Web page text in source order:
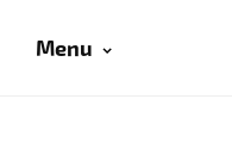
Menu